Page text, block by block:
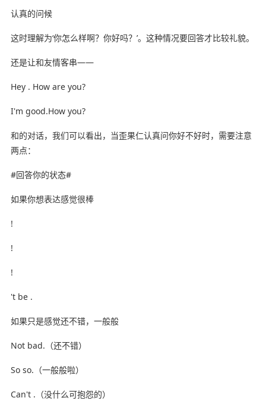
认真的问候
这时理解为‘你怎么样啊？你好吗？’。这种情况要回答才比较礼貌。
还是让和友情客串——
Hey . How are you?
I'm good.How you?
和的对话，我们可以看出，当歪果仁认真问你好不好时，需要注意
两点：
#回答你的状态#
如果你想表达感觉很棒
!
!
!
't be .
如果只是感觉还不错，一般般
Not bad.（还不错）
So so.（一般般啦）
Can't .（没什么可抱怨的）